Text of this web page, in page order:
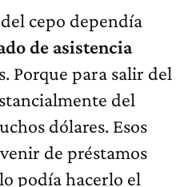
cepo dependía
de asistencia
Porque para salir del
del
dólares. Esos
de préstamos
podía hacerlo el